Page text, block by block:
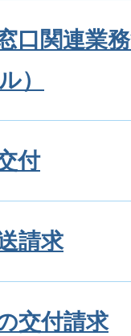
口関連業
）
付
請求
交付請求